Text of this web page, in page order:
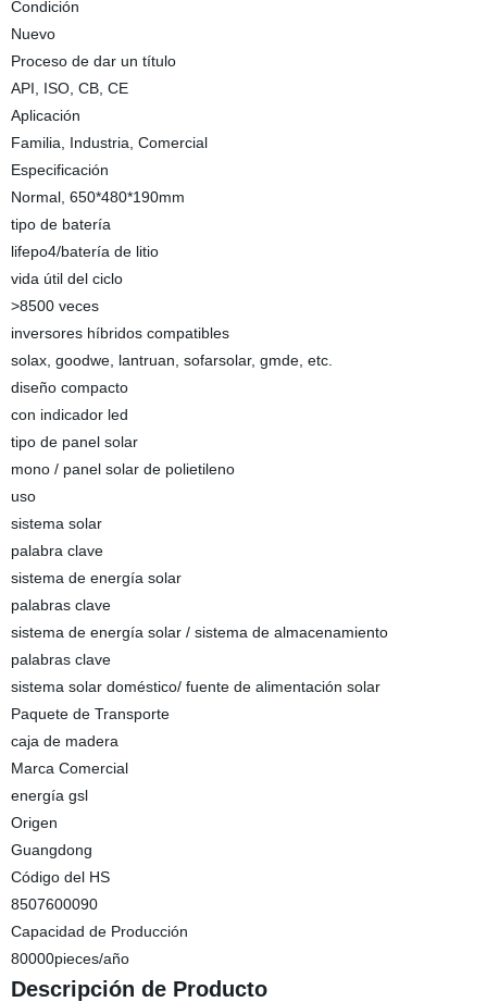
Condición
Nuevo
Proceso de dar un título
API, ISO, CB, CE
Aplicación
Familia, Industria, Comercial
Especificación
Normal, 650*480*190mm
tipo de batería
lifepo4/batería de litio
vida útil del ciclo
>8500 veces
inversores híbridos compatibles
solax, goodwe, lantruan, sofarsolar, gmde, etc.
diseño compacto
con indicador led
tipo de panel solar
mono / panel solar de polietileno
uso
sistema solar
palabra clave
sistema de energía solar
palabras clave
sistema de energía solar / sistema de almacenamiento
palabras clave
sistema solar doméstico/ fuente de alimentación solar
Paquete de Transporte
caja de madera
Marca Comercial
energía gsl
Origen
Guangdong
Código del HS
8507600090
Capacidad de Producción
80000pieces/año
Descripción de Producto